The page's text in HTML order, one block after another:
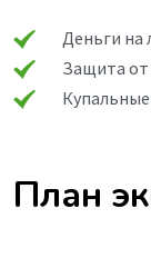
Деньги на
Защита от
План